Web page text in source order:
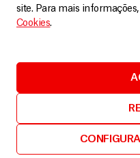
site. Para mais
Cookies.